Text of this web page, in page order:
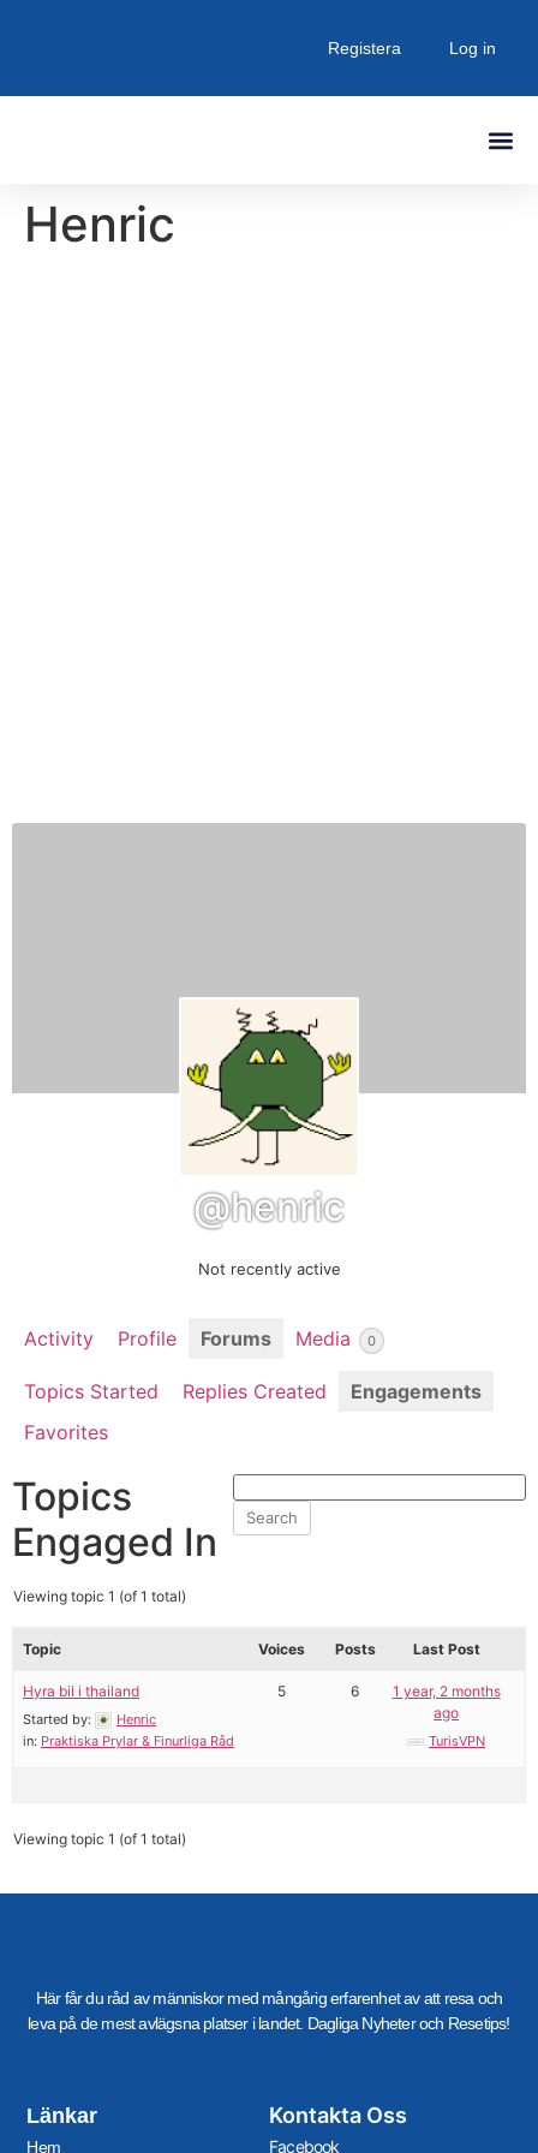
Registera Log in
Henric
@henric
Not recently active
Activity Profile Forums Media 0
Topics Started Replies Created
Engagements
Favorites
Topics
Engaged In
Viewing topic 1 (of 1 total)
Topic Voices Posts Last Post
Hyra bil i thailand
Started by:
Henric
in: Praktiska Prylar & Finurliga Råd
5 6
1 year, 2 months
ago
TurisVPN
Viewing topic 1 (of 1 total)
Här får du råd av människor med mångårig erfarenhet av att resa och
leva på de mest avlägsna platser i landet. Dagliga Nyheter och Resetips!
Länkar
Hem
Kontakta Oss
Facebook